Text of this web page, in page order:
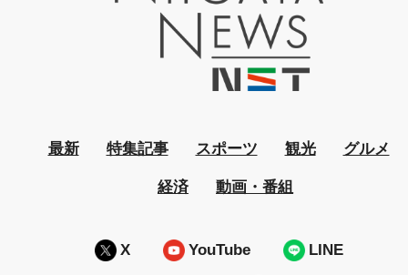
最新 特集記事 スポーツ 観光 グルメ
経済 動画・番組
X YouTube LINE